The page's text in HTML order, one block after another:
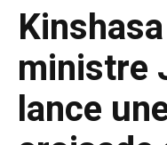
ministre
lance